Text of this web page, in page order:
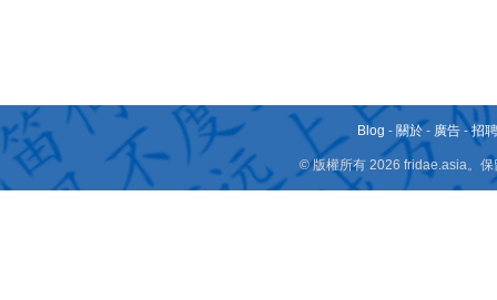
Blog - 關於 - 廣告 -招
© 版權所有 2026 fridae.asia。